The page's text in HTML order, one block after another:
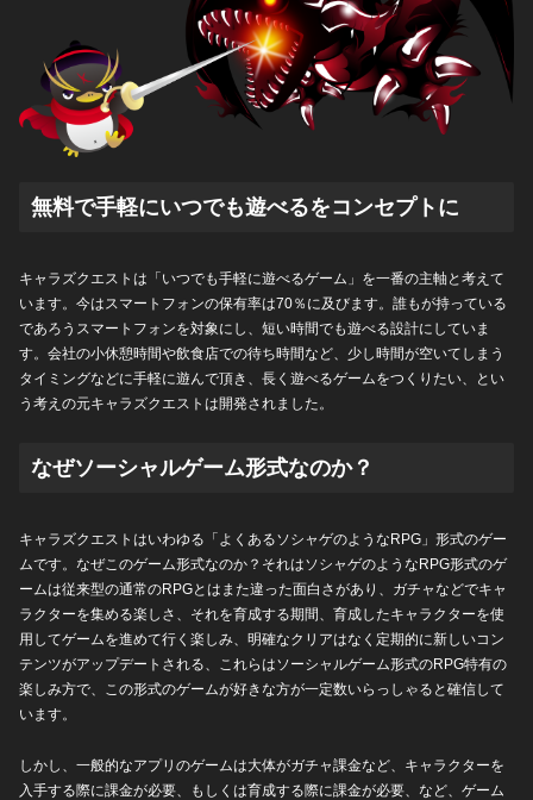
無料で手軽にいつでも遊べるをコンセプトに
キャラズクエストは「いつでも手軽に遊べるゲーム」を一番の主軸と考えて
います。今はスマートフォンの保有率は70％に及びます。誰もが持っている
であろうスマートフォンを対象にし、短い時間でも遊べる設計にしていま
す。会社の小休憩時間や飲食店での待ち時間など、少し時間が空いてしまう
タイミングなどに手軽に遊んで頂き、長く遊べるゲームをつくりたい、とい
う考えの元キャラズクエストは開発されました。
なぜソーシャルゲーム形式なのか？
キャラズクエストはいわゆる「よくあるソシャゲのようなRPG」形式のゲー
ムです。なぜこのゲーム形式なのか？それはソシャゲのようなRPG形式のゲ
ームは従来型の通常のRPGとはまた違った面白さがあり、ガチャなどでキャ
ラクターを集める楽しさ、それを育成する期間、育成したキャラクターを使
用してゲームを進めて行く楽しみ、明確なクリアはなく定期的に新しいコン
テンツがアップデートされる、これらはソーシャルゲーム形式のRPG特有の
楽しみ方で、この形式のゲームが好きな方が一定数いらっしゃると確信して
います。
しかし、一般的なアプリのゲームは大体がガチャ課金など、キャラクターを
入手する際に課金が必要、もしくは育成する際に課金が必要、など、ゲーム